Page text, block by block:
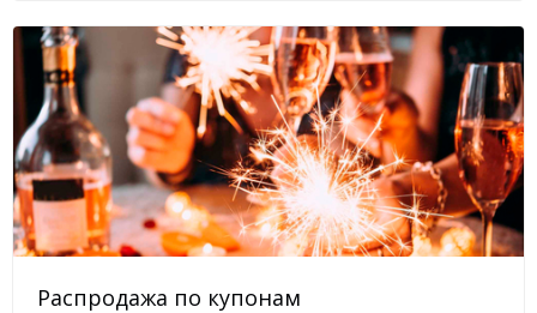
Распродажа по купонам